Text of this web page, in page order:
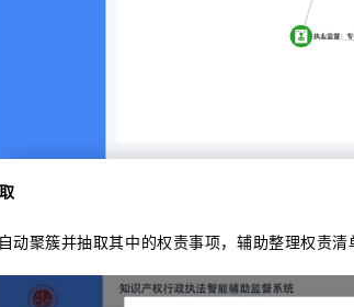
动聚簇并抽取其中的权责事项，辅助整理权责